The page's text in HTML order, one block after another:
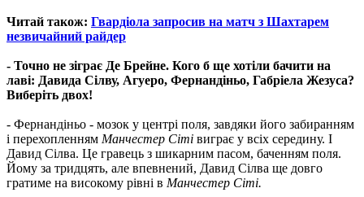
Читай також: Гвардіола запросив на матч з Шахтарем
незвичайний райдер
- Точно не зіграє Де Брейне. Кого б ще хотіли бачити на
лаві: Давида Сілву, Агуеро, Фернандіньо, Габріела Жезуса?
Виберіть двох!
- Фернандіньо - мозок у центрі поля, завдяки його забиранням
і перехопленням Манчестер Сіті виграє у всіх середину. І
Давид Сілва. Це гравець з шикарним пасом, баченням поля.
Йому за тридцять, але впевнений, Давид Сілва ще довго
гратиме на високому рівні в Манчестер Сіті.